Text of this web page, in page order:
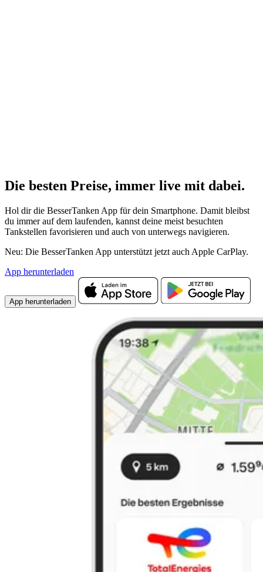
Die besten Preise, immer live mit dabei.
Hol dir die BesserTanken App für dein Smartphone. Damit bleibst
du immer auf dem laufenden, kannst deine meist besuchten
Tankstellen favorisieren und auch von unterwegs navigieren.
Neu: Die BesserTanken App unterstützt jetzt auch Apple CarPlay.
App herunterladen
App herunterladen